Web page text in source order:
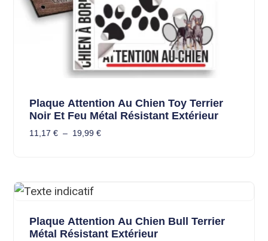
Plaque Attention Au Chien Toy Terrier
Noir Et Feu Métal Résistant Extérieur
11,17 € – 19,99 €
Plaque Attention Au Chien Bull Terrier
Métal Résistant Extérieur